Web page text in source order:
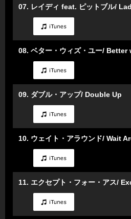
07. レイディ feat. ピットブル/
08. ベター・ウィズ・ユー/ Better
09. ダブル・アップ/ Double Up
10. ウェイト・アラウンド/ Wait
11. エクセプト・フォー・アス/